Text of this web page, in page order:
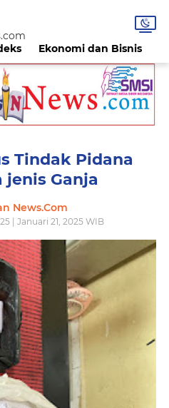
Ekonomi dan Bisnis
Tindak Pidana
Ganja
News.Com
| Januari 21, 2025 WIB